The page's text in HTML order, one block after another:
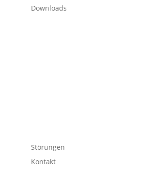
Downloads
Störungen
Kontakt